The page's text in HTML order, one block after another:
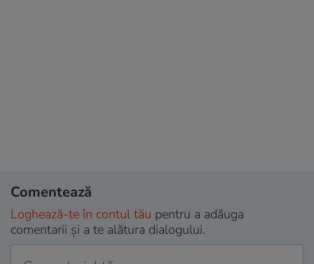
Comentează
Loghează-te în contul tău pentru a adăuga
comentarii și a te alătura dialogului.